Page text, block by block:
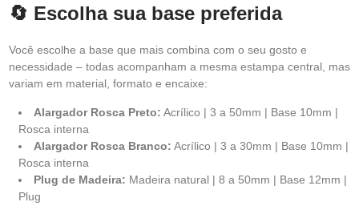
🔄 Escolha sua base preferida
Você escolhe a base que mais combina com o seu gosto e
necessidade – todas acompanham a mesma estampa central, mas
variam em material, formato e encaixe:
Alargador Rosca Preto: Acrílico | 3 a 50mm | Base 10mm |
Rosca interna
Alargador Rosca Branco: Acrílico | 3 a 30mm | Base 10mm |
Rosca interna
Plug de Madeira: Madeira natural | 8 a 50mm | Base 12mm |
Plug